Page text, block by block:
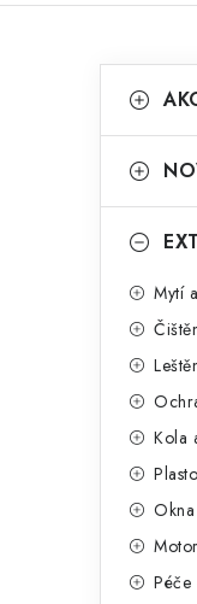
o
t
kategorie
a
e
Mytí
Kola
Okna